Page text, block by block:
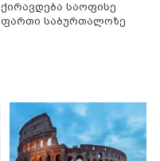
ქირავდება საოფისე
ფართი საბურთალოზე